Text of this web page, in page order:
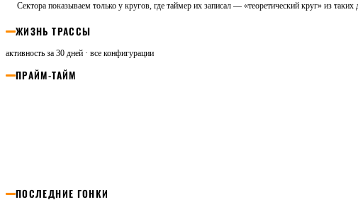
Сектора показываем только у кругов, где таймер их записал — «теоретический круг» из
ЖИЗНЬ ТРАССЫ
активность за 30 дней · все конфигурации
ПРАЙМ-ТАЙМ
ПОСЛЕДНИЕ ГОНКИ